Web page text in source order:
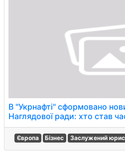
В "Укрнафті" сформовано
Наглядової ради: хто став
Європа Бізнес Заслужений